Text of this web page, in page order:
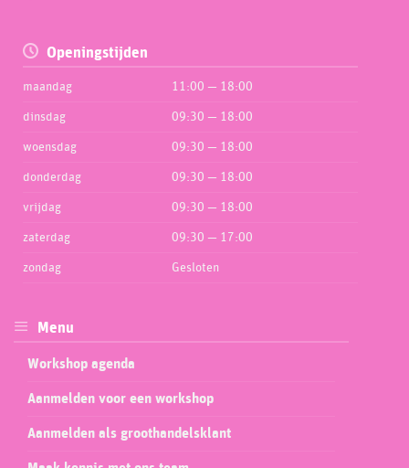
Openingstijden
maandag 11:00 — 18:00
dinsdag 09:30 — 18:00
woensdag 09:30 — 18:00
donderdag 09:30 — 18:00
vrijdag 09:30 — 18:00
zaterdag 09:30 — 17:00
zondag Gesloten
Menu
Workshop agenda
Aanmelden voor een workshop
Aanmelden als groothandelsklant